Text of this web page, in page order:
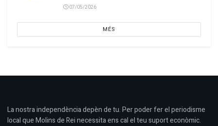
07/05/2026
MÉS
La nostra independència depèn de tu. Per poder fer el periodisme
local que Molins de Rei necessita ens cal el teu suport econòmic.